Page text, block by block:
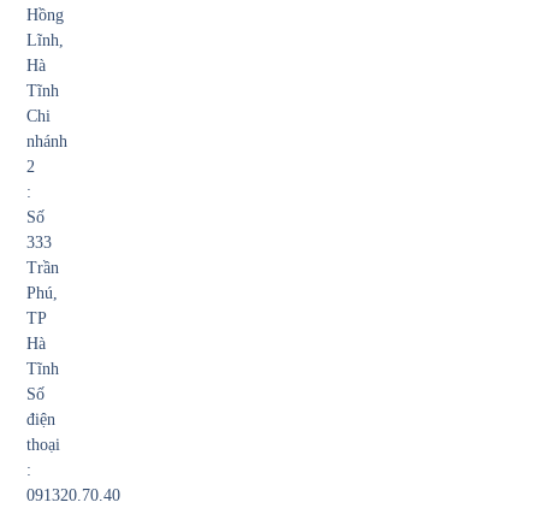
Hồng
Lĩnh,
Hà
Tĩnh
Chi
nhánh
2
:
Số
333
Trần
Phú,
TP
Hà
Tĩnh
Số
điện
thoại
:
091320.70.40